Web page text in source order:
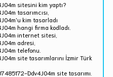
sitesini kim yaptı?
tasarımcısı,
kim tasarladı
hangi firma kodladı.
internet sitesi,
adresi,
telefonu.
site tasarımlarını İzmir Türk
Ddv4J04m site tasarımı.